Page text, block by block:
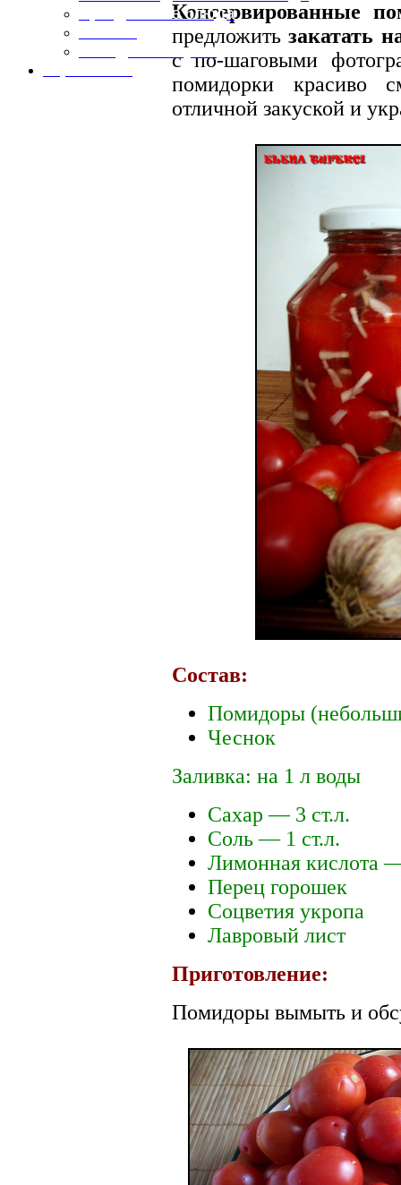
Праздничные блюда
Холодные закуски
Консервированные
предложитьзакатать
с по-шаговыми
помидорки красиво
отличной закуской и
Состав:
Помидоры
Чеснок
Заливка: на 1 л воды
Сахар — 3 ст.л.
Соль — 1 ст.л.
Лимонная кислота
Перец горошек
Соцветия укропа
Лавровый лист
Приготовление:
Помидоры вымыть и